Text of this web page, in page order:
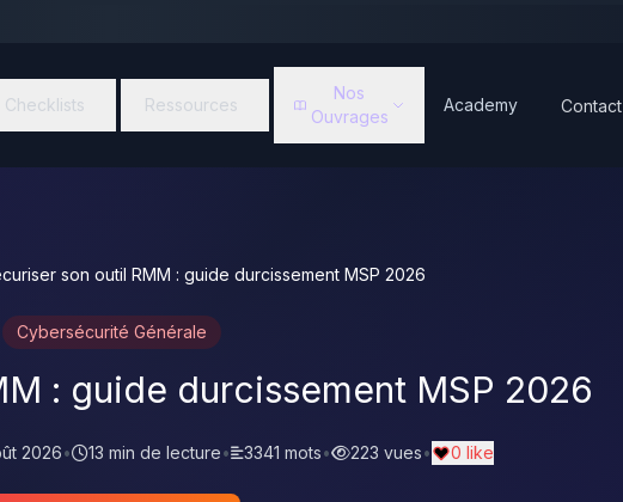
Checklists Ressources
Nos
Ouvrages
Academy Contact
son outil RMM : guide durcissement MSP 2026
Cybersécurité Générale
: guide durcissement MSP 2026
2026• 13 min de lecture• 3341 mots• 223 vues• 0 like